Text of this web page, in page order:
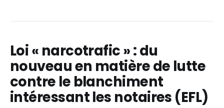
Loi « narcotrafic » : du
nouveau en matière de lutte
contre le blanchiment
intéressant les notaires (EFL)